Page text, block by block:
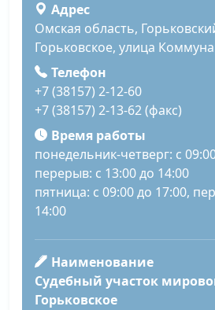
Адрес
Омская область,
Горьковское, улица
Телефон
+7 (38157) 2-12-60
+7 (38157) 2-13-62 (факс)
Время работы
понедельник-четверг: с
перерыв: с 13:00 до 14:00
пятница: с 09:00 до 17:00,
14:00
Наименование
Судебный участок
Горьковское